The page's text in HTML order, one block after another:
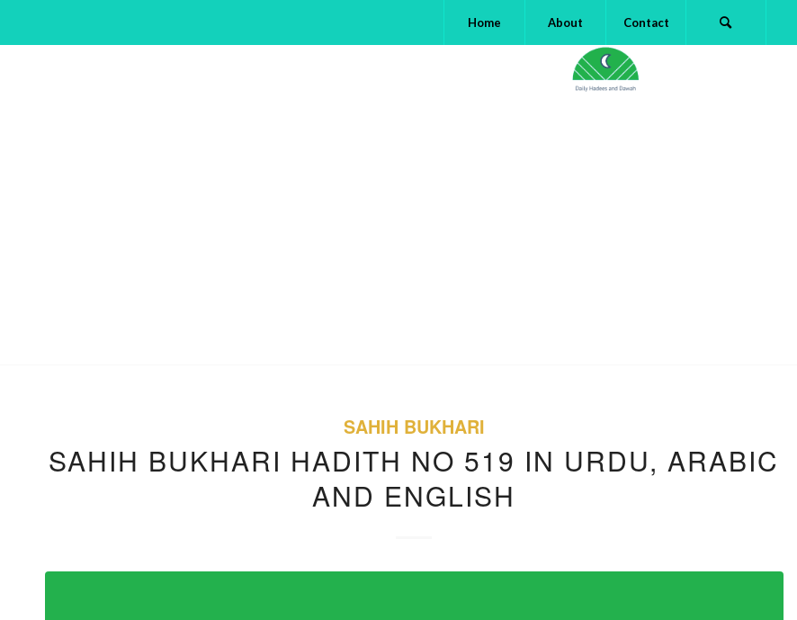
Home About Contact
SAHIH BUKHARI
SAHIH BUKHARI HADITH NO 519 IN URDU, ARABIC
AND ENGLISH